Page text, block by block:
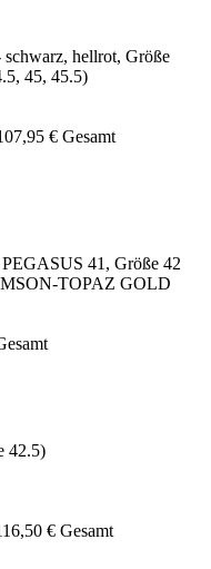
schwarz, hellrot, Größe
45, 45.5)
€ Gesamt
41, Größe 42
TOPAZ GOLD
42.5)
€ Gesamt